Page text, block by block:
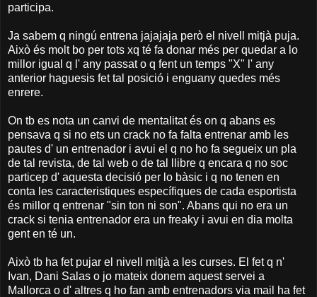
participa.
Ja sabem q ningú entrena jajajaja però el nivell mitjà puja.
Això és molt bo per tots xq té fa donar més per quedar a lo
millor igual q l' any passat o q fent un temps "X" l' any
anterior haguesis fet tal posició i enguany quedes més
enrere.
On tb es nota un canvi de mentalitat és on q abans es
pensava q si no ets un crack no fa falta entrenar amb les
pautes d' un entrenador i avui el q no ho fa segueix un pla
de tal revista, de tal web o de tal llibre q encara q no soc
particep d' aquesta decisió per lo bàsic i q no tenen en
conta les caracteristiques específiques de cada esportista
és millor q entrenar "sin ton ni son". Abans qui no era un
crack si tenia entrenador era un freaky i avui en dia molta
gent en té un.
Això tb ha fet pujar el nivell mitjà a les curses. El fet q n'
Ivan, Dani Salas o jo mateix donem aquest servei a
Mallorca o d' altres q ho fan amb entrenadors via mail ha fet